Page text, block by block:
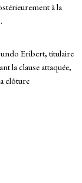
à la
Eribert, titulaire
la clause attaquée,
clôture